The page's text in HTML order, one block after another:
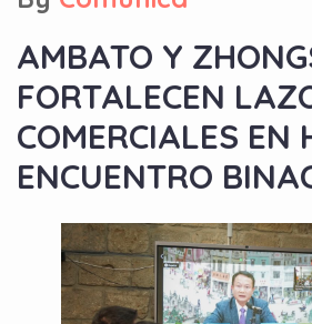
AMBATO Y
FORTALECEN
COMERCIALES EN
ENCUENTRO